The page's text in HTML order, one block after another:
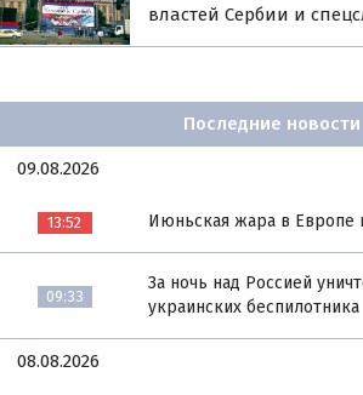
властей Сербии и
Последние новости
09.08.2026
13:52 Июньская жара в Европе
09:33
За ночь над Россией
украинских беспилотника
08.08.2026